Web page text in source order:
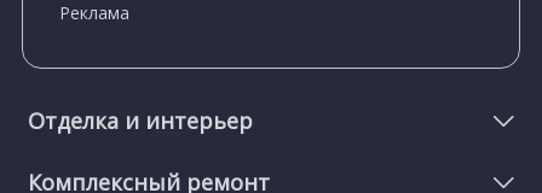
Реклама
Отделка и интерьер
Комплексный ремонт